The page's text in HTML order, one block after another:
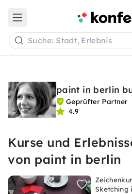
Open main menu
Suche: Stadt, Erlebnis
paint in berlin
Geprüfter Partner
4.9
Kurse und
von paint in berlin
Sketching